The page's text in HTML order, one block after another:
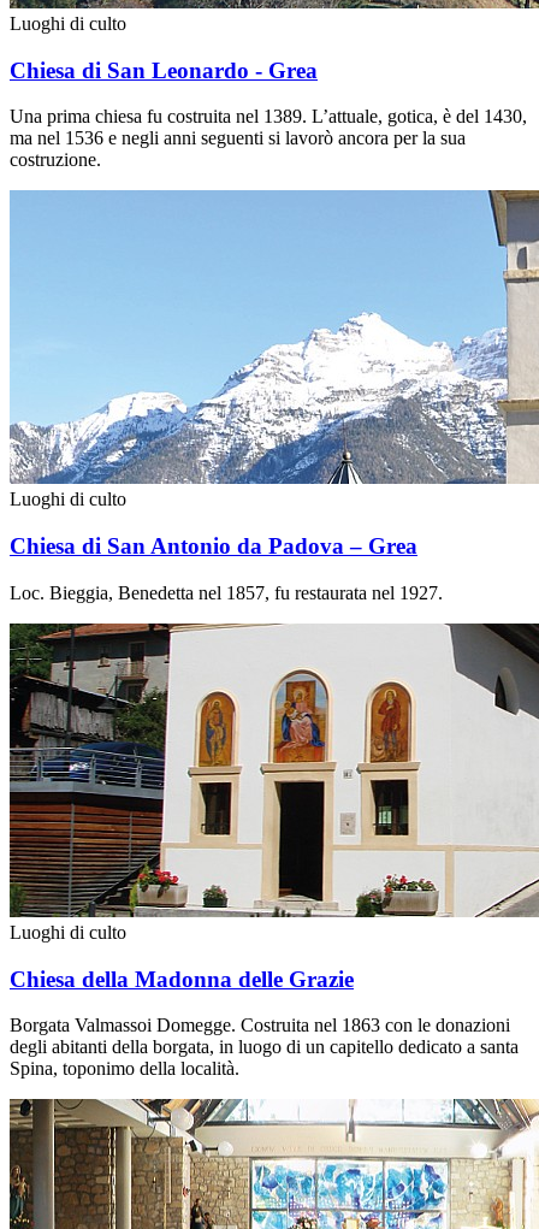
Luoghi di culto
Chiesa di San Leonardo - Grea
Una prima chiesa fu costruita nel 1389. L’attuale, gotica, è del 1430,
ma nel 1536 e negli anni seguenti si lavorò ancora per la sua
costruzione.
Luoghi di culto
Chiesa di San Antonio da Padova – Grea
Loc. Bieggia, Benedetta nel 1857, fu restaurata nel 1927.
Luoghi di culto
Chiesa della Madonna delle Grazie
Borgata Valmassoi Domegge. Costruita nel 1863 con le donazioni
degli abitanti della borgata, in luogo di un capitello dedicato a santa
Spina, toponimo della località.